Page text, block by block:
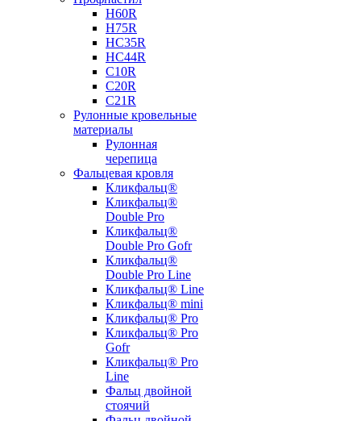
Н60R
Н75R
НС35R
НС44R
С10R
С20R
С21R
Рулонные кровельные
материалы
Рулонная
черепица
Фальцевая кровля
Кликфальц®
Кликфальц®
Double Pro
Кликфальц®
Double Pro Gofr
Кликфальц®
Double Pro Line
Кликфальц® Line
Кликфальц® mini
Кликфальц® Pro
Кликфальц® Pro
Gofr
Кликфальц® Pro
Line
Фальц двойной
стоячий